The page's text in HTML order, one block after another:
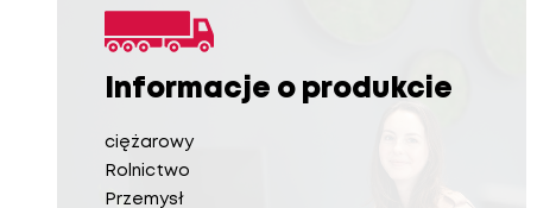
Informacje o produkcie
ciężarowy
Rolnictwo
Przemysł